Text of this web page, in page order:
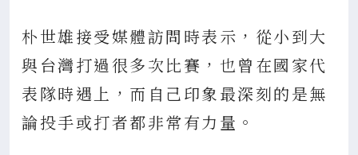
朴世雄接受媒體訪問時表示，從小到大
與台灣打過很多次比賽，也曾在國家代
表隊時遇上，而自己印象最深刻的是無
論投手或打者都非常有力量。